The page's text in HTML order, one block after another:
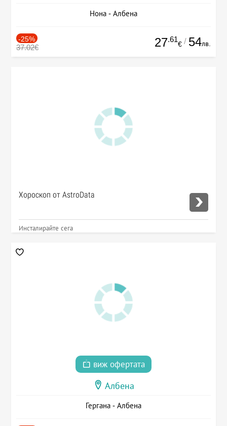
Нона - Албена
-25%
37.02€ 27.61
€ / 54лв.
Хороскоп от AstroData
Инсталирайте сега
виж офертата
Албена
Гергана - Албена